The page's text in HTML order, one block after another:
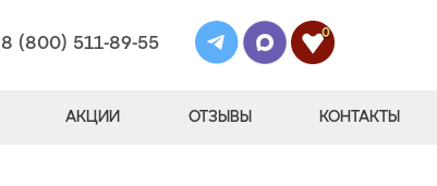
8 (800) 511-89-55
0
АКЦИИ ОТЗЫВЫ КОНТАКТЫ